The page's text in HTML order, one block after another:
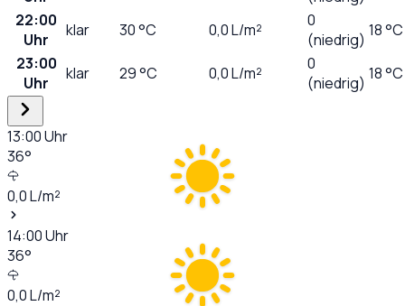
22:00
Uhr
klar 30°C 0,0L/m²
0
(niedrig) 18 °C
23:00
Uhr
klar 29°C 0,0L/m²
0
(niedrig) 18 °C
13:00Uhr
36°
0,0L/m²
14:00Uhr
36°
0,0L/m²